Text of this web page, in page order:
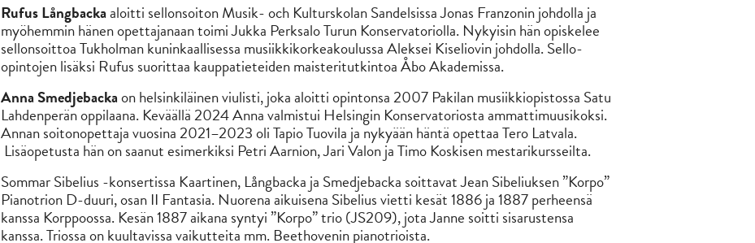
Rufus Långbackaaloitti sellonsoiton Musik- och Kulturskolan Sandelsissa Jonas Franzonin johdolla ja
myöhemmin hänen opettajanaan toimi Jukka Perksalo Turun Konservatoriolla. Nykyisin hän opiskelee
sellonsoittoa Tukholman kuninkaallisessa musiikkikorkeakoulussa Aleksei Kiseliovin johdolla. Sello-
opintojen lisäksi Rufus suorittaa kauppatieteiden maisteritutkintoa Åbo Akademissa.
Anna Smedjebackaon helsinkiläinen viulisti, joka aloitti opintonsa 2007 Pakilan musiikkiopistossa Satu
Lahdenperän oppilaana. Keväällä 2024 Anna valmistui Helsingin Konservatoriosta ammattimuusikoksi.
Annan soitonopettaja vuosina 2021–2023 oli Tapio Tuovila ja nykyään häntä opettaa Tero Latvala.
Lisäopetusta hän on saanut esimerkiksi Petri Aarnion, Jari Valon ja Timo Koskisen mestarikursseilta.
Sommar Sibelius -konsertissa Kaartinen, Långbacka ja Smedjebacka soittavat Jean Sibeliuksen ”Korpo”
Pianotrion D-duuri, osan II Fantasia. Nuorena aikuisena Sibelius vietti kesät 1886 ja 1887 perheensä
kanssa Korppoossa. Kesän 1887 aikana syntyi ”Korpo” trio (JS209), jota Janne soitti sisarustensa
kanssa. Triossa on kuultavissa vaikutteita mm. Beethovenin pianotrioista.